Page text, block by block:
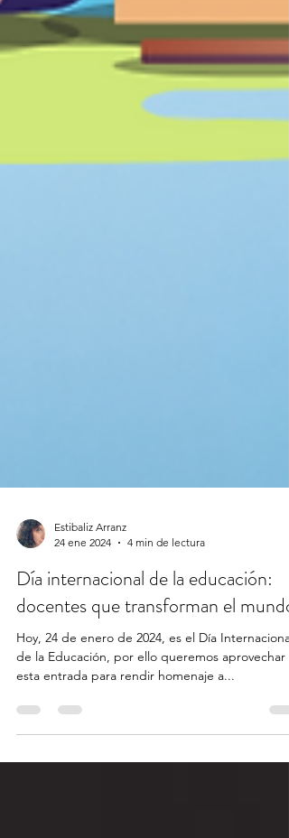
24 ene 2024
4 min de lectura
Día internacional de la educación:
docentes que transforman el mundo.
Hoy, 24 de enero de 2024, es el Día Internacional
esta entrada para rendir homenaje a...